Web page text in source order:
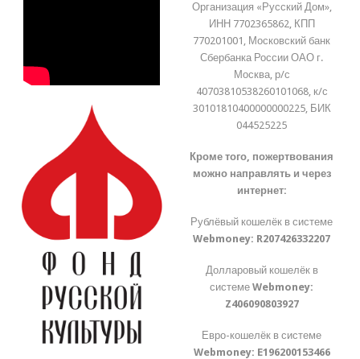
Организация «Русский Дом»,
ИНН 7702365862, КПП
770201001, Московский банк
Сбербанка России ОАО г.
Москва, р/с
40703810538260101068, к/с
30101810400000000225, БИК
044525225
Кроме того, пожертвования
можно направлять и через
интернет:
Рублёвый кошелёк в системе
Webmoney: R207426332207
Долларовый кошелёк в
системеWebmoney:
Z406090803927
Евро-кошелёк в системе
Webmoney: E196200153466